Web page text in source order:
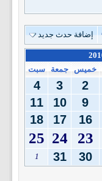
إضافة حدث جديد
خميس جمعة
سبت
2
3
4
9
10
11
16
17
18
23
24
25
30
31
1